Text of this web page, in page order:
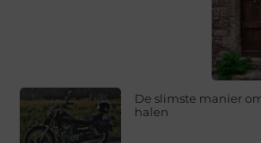
De slimste manier
halen